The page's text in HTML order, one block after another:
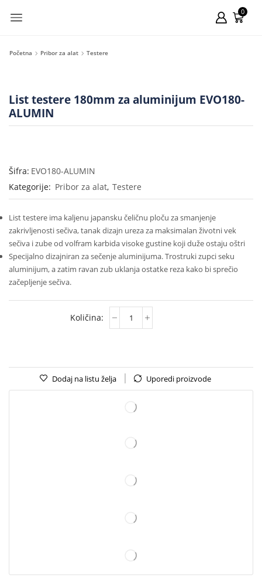
0
Početna Pribor za alat Testere
List testere 180mm za aluminijum EVO180-
ALUMIN
Šifra: EVO180-ALUMIN
Kategorije: Pribor za alat, Testere
List testere ima kaljenu japansku čeličnu ploču za smanjenje
zakrivljenosti sečiva, tanak dizajn ureza za maksimalan životni vek
sečiva i zube od volfram karbida visoke gustine koji duže ostaju oštri
Specijalno dizajniran za sečenje aluminijuma. Trostruki zupci seku
aluminijum, a zatim ravan zub uklanja ostatke reza kako bi sprečio
začepljenje sečiva.
Dodaj na listu želja Uporedi proizvode